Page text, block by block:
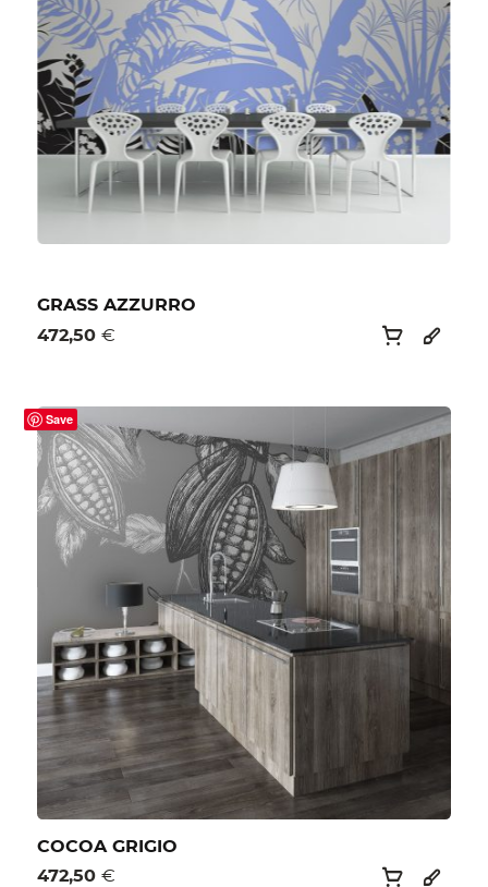
GRASS AZZURRO
472,50€
Save
COCOA GRIGIO
472,50€